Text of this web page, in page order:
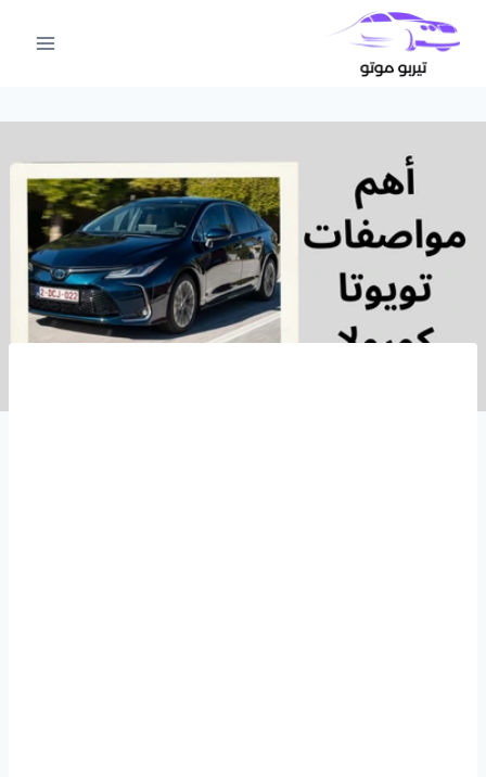
التجاوز
إلى
المحتوى